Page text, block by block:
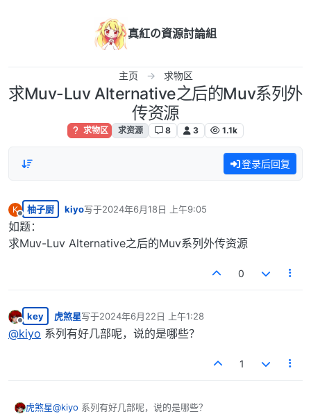
真紅の資源討論組
主页 求物区
求Muv-Luv Alternative之后的Muv系列外
传资源
求物区 求资源 8 3 1.1k
登录后回复
K
离线
柚子厨 kiyo写于2024年6月18日 上午9:05
最后由 编辑
如题：
求Muv-Luv Alternative之后的Muv系列外传资源
0
离线
key 虎煞星写于2024年6月22日 上午1:28
最后由 编辑
@kiyo 系列有好几部呢，说的是哪些？
1
虎煞星@kiyo 系列有好几部呢，说的是哪些？